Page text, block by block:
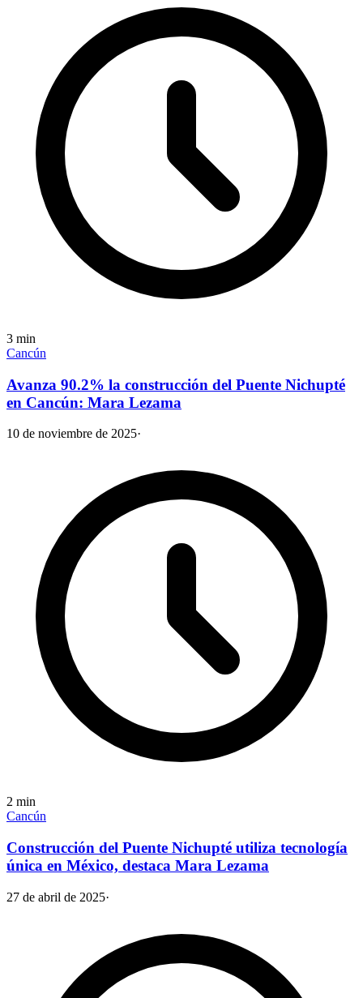
3 min
Cancún
Avanza 90.2% la construcción del Puente Nichupté
en Cancún: Mara Lezama
10 de noviembre de 2025·
2 min
Cancún
Construcción del Puente Nichupté utiliza tecnología
única en México, destaca Mara Lezama
27 de abril de 2025·